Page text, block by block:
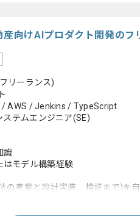
産向けAIプロダクト開発の
リーランス)
AWS / Jenkins / TypeScript
テムエンジニア(SE)
識
はモデル構築経験
の考案と設計実装、検証まで)を